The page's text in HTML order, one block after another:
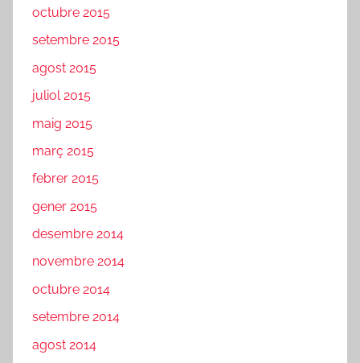
octubre 2015
setembre 2015
agost 2015
juliol 2015
maig 2015
març 2015
febrer 2015
gener 2015
desembre 2014
novembre 2014
octubre 2014
setembre 2014
agost 2014